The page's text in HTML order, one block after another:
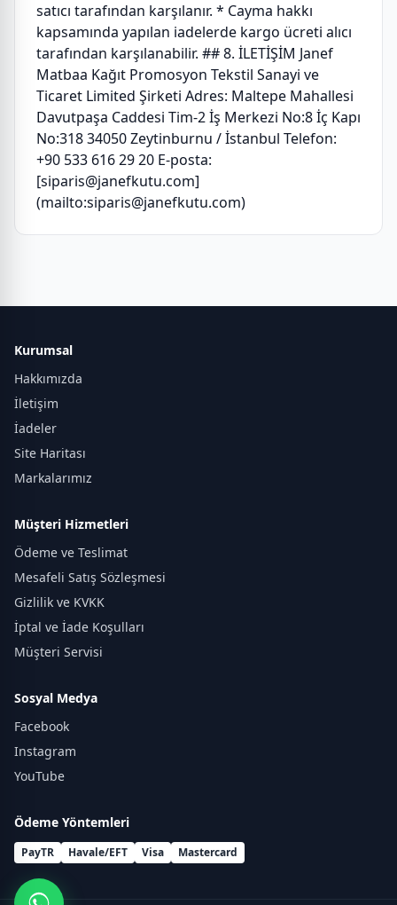
satıcı tarafından karşılanır. * Cayma hakkı
kapsamında yapılan iadelerde kargo ücreti alıcı
tarafından karşılanabilir. ## 8. İLETİŞİM Janef
Matbaa Kağıt Promosyon Tekstil Sanayi ve
Ticaret Limited Şirketi Adres: Maltepe Mahallesi
Davutpaşa Caddesi Tim-2 İş Merkezi No:8 İç Kapı
No:318 34050 Zeytinburnu / İstanbul Telefon:
+90 533 616 29 20 E-posta:
[siparis@janefkutu.com]
(mailto:siparis@janefkutu.com)
Kurumsal
Hakkımızda
İletişim
İadeler
Site Haritası
Markalarımız
Müşteri Hizmetleri
Ödeme ve Teslimat
Mesafeli Satış Sözleşmesi
Gizlilik ve KVKK
İptal ve İade Koşulları
Müşteri Servisi
Sosyal Medya
Facebook
Instagram
YouTube
Ödeme Yöntemleri
PayTR Havale/EFT Visa Mastercard